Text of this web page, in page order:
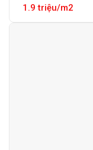
1.9 triệu/m2